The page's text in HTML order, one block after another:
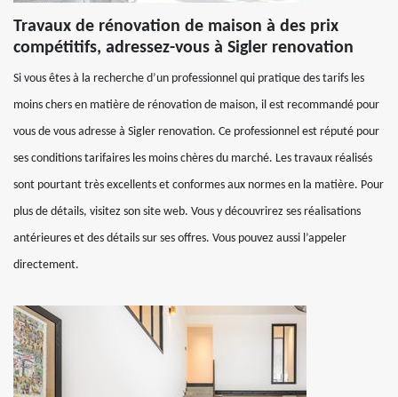
Travaux de rénovation de maison à des prix
compétitifs, adressez-vous à Sigler renovation
Si vous êtes à la recherche d’un professionnel qui pratique des tarifs les
moins chers en matière de rénovation de maison, il est recommandé pour
vous de vous adresse à Sigler renovation. Ce professionnel est réputé pour
ses conditions tarifaires les moins chères du marché. Les travaux réalisés
sont pourtant très excellents et conformes aux normes en la matière. Pour
plus de détails, visitez son site web. Vous y découvrirez ses réalisations
antérieures et des détails sur ses offres. Vous pouvez aussi l’appeler
directement.